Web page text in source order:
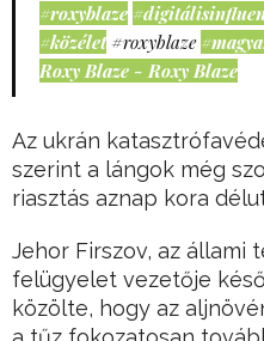
#roxyblaze
#közélet #roxyblaze
Roxy Blaze - Roxy Blaze
Az ukrán
szerint a lángok még
riasztás aznap kora
Jehor Firszov, az állami
felügyelet vezetője
közölte, hogy az